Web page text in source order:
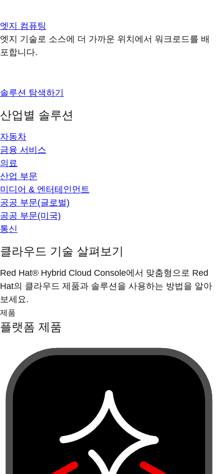
엣지 컴퓨팅
엣지 기술로 소스에 더 가까운 위치에서 워크로드를 배
포합니다.
솔루션 탐색하기
산업별 솔루션
자동차
금융 서비스
의료
산업 부문
미디어 & 엔터테인먼트
공공 부문(글로벌)
공공 부문(미국)
통신
클라우드 기술 살펴보기
Red Hat® Hybrid Cloud Console에서 맞춤형으로 Red
Hat의 클라우드 제품과 솔루션을 사용하는 방법을 알아
보세요.
제품
플랫폼 제품